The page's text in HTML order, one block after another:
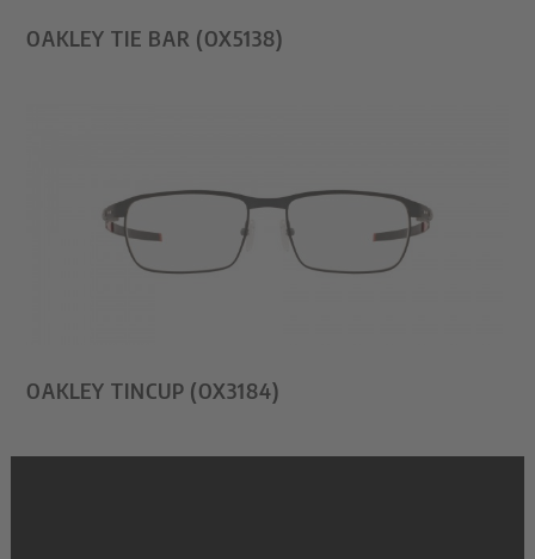
OAKLEY TIE BAR (OX5138)
OAKLEY TINCUP (OX3184)